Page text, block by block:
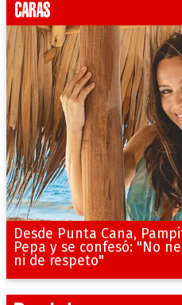
Desde Punta Cana,
Pepa y se confesó: "No
ni de respeto"